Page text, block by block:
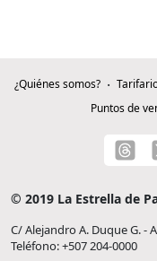
¿Quiénes somos?
Puntos de
© 2019 La Estrella de
C/ Alejandro A. Duque G. -
Teléfono: +507 204-0000